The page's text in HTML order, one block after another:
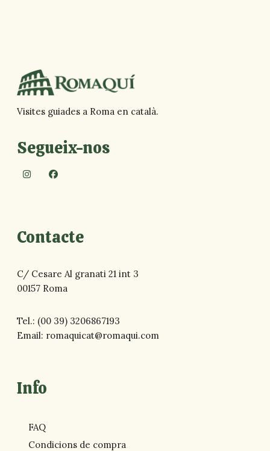
Visites guiades a Roma en català.
Segueix-nos
Contacte
C/ Cesare Al granati 21 int 3
00157 Roma
Tel.: (00 39) 3206867193
Email: romaquicat@romaqui.com
Info
FAQ
Condicions de compra